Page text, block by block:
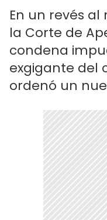
En un revés
la Corte de
condena
exgigante del
ordenó un